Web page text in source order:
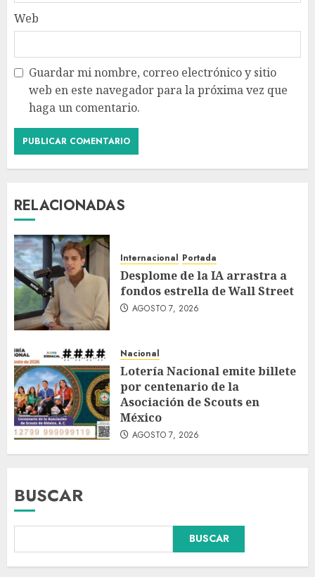
Web
Guardar mi nombre, correo electrónico y sitio
web en este navegador para la próxima vez que
haga un comentario.
RELACIONADAS
Internacional Portada
Desplome de la IA arrastra a
fondos estrella de Wall Street
AGOSTO 7, 2026
Nacional
Lotería Nacional emite billete
por centenario de la
Asociación de Scouts en
México
AGOSTO 7, 2026
BUSCAR
BUSCAR
Fallece Carlos Garfias Merlos,
arzobispo emérito de Morelia,